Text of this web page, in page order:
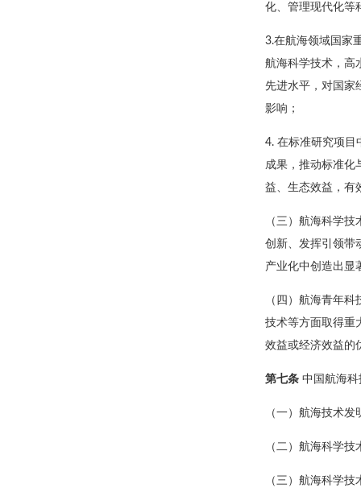
化、管理现代化等
3.在航海领域国家
航海科学技术，高
先进水平，对国家
影响；
4. 在标准研究项目
成果，推动标准化
益、生态效益，有
（三）航海科学
创新、发挥引领带
产业化中创造出显
（四）航海青年
技术等方面取得重
效益或经济效益的
第七条中国航海科
（一）航海技术
（二）航海科学
（三）航海科学